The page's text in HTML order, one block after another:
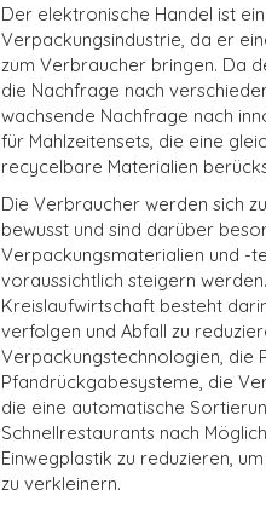
Der elektronische Handel ist
Verpackungsindustrie, da er
zum Verbraucher bringen. Da
die Nachfrage nach
wachsende Nachfrage nach
für Mahlzeitensets, die eine
recycelbare Materialien
Die Verbraucher werden sich
bewusst und sind darüber
Verpackungsmaterialien und -
voraussichtlich steigern
Kreislaufwirtschaft besteht
verfolgen und Abfall zu
Verpackungstechnologien, die
Pfandrückgabesysteme, die
die eine automatische
Schnellrestaurants nach
Einwegplastik zu reduzieren,
zu verkleinern.